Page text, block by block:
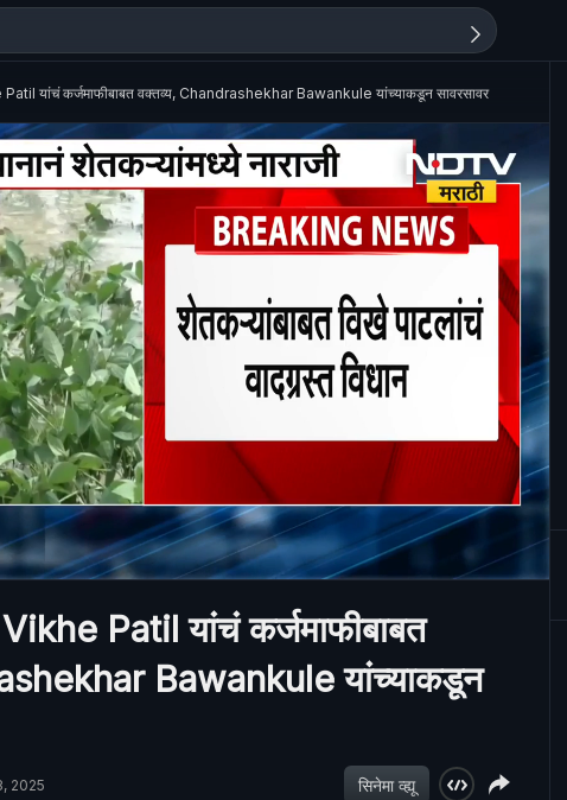
यांचं कर्जमाफीबाबत वक्तव्य, Chandrashekhar Bawankule यांच्याकडून सावरसावर
'
Patil यांचं कर्जमाफीबाबत
Bawankule यांच्याकडून
2025 सिनेमा व्ह्यू